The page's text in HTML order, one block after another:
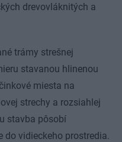
drevovláknitých a
trámy strešnej
stavanou hlinenou
miesta na
strechy a rozsiahlej
stavba pôsobí
do vidieckeho prostredia.